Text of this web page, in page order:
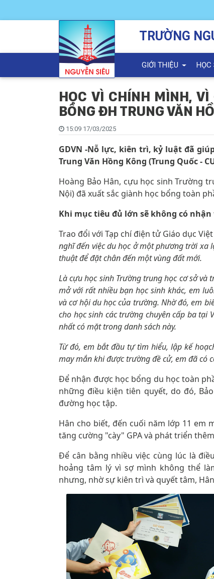
TRƯỜNG
GIỚI THIỆU HỌC
HỌC VÌ CHÍNH MÌNH,
BỔNG ĐH TRUNG VĂN
15:09 17/03/2025
GDVN -Nỗ lực, kiên trì, kỷ luật đã
Trung Văn Hồng Kông (Trung Quốc -
Hoàng Bảo Hân, cựu học sinh Trường
Nội) đã xuất sắc giành học bổng toàn
Khi mục tiêu đủ lớn sẽ không có nhận
Trao đổi với Tạp chí điện tử Giáo dục
nghĩ đến việc du học ở một phương trời xa
thuật để đặt chân đến một vùng đất mới.
Là cựu học sinh Trường trung học cơ sở và
mở với rất nhiều bạn học sinh khác, em
và cơ hội du học của trường. Nhờ đó, em
cho học sinh các trường chuyên cấp ba
nhất có mặt trong danh sách này.
Từ đó, em bắt đầu tự tìm hiểu, lập kế
may mắn khi được trường đề cử, em đã có
Để nhận được học bổng du học toàn
những điều kiện tiên quyết, do đó,
đường học tập.
Hân cho biết, đến cuối năm lớp 11 em
tăng cường "cày" GPA và phát triển
Để cân bằng nhiều việc cùng lúc là
hoảng tâm lý vì sợ mình không thể
nhưng, nhờ sự kiên trì và quyết tâm,